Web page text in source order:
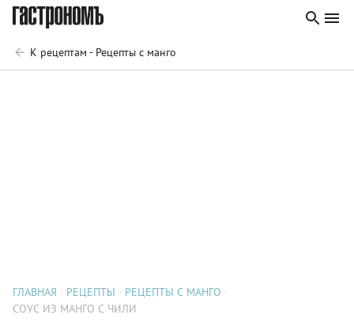
К рецептам - Рецепты с манго
ГЛАВНАЯ РЕЦЕПТЫ
РЕЦЕПТЫ С МАНГО
СОУС ИЗ МАНГО С ЧИЛИ